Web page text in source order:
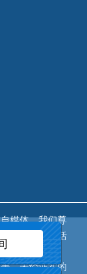
媒体，我们尊
该信息（包括
确性、真实
。未经证实的